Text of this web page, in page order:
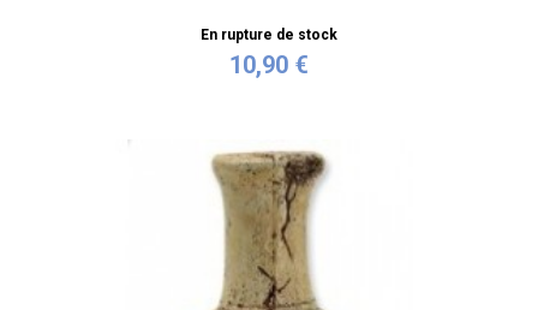
En rupture de stock
10,90 €